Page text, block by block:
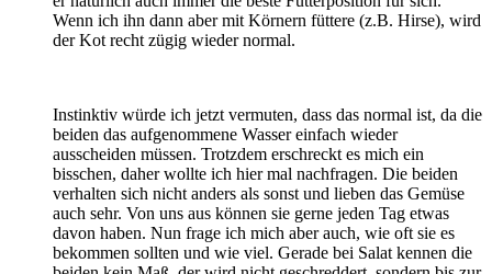
Wenn ich ihn dann aber mit Körnern füttere (z.B. Hirse), wird
der Kot recht zügig wieder normal.
Instinktiv würde ich jetzt vermuten, dass das normal ist, da die
beiden das aufgenommene Wasser einfach wieder
ausscheiden müssen. Trotzdem erschreckt es mich ein
bisschen, daher wollte ich hier mal nachfragen. Die beiden
verhalten sich nicht anders als sonst und lieben das Gemüse
auch sehr. Von uns aus können sie gerne jeden Tag etwas
davon haben. Nun frage ich mich aber auch, wie oft sie es
bekommen sollten und wie viel. Gerade bei Salat kennen die